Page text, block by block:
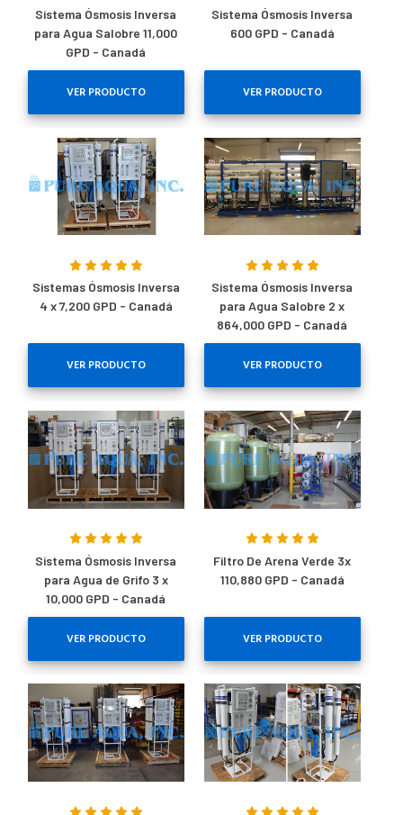
Sistema Ósmosis Inversa
para Agua Salobre 11,000
GPD - Canadá
VER PRODUCTO
Sistema Ósmosis Inversa
600 GPD - Canadá
VER PRODUCTO
Sistemas Ósmosis Inversa
4 x 7,200 GPD - Canadá
VER PRODUCTO
Sistema Ósmosis Inversa
para Agua Salobre 2 x
864,000 GPD - Canadá
VER PRODUCTO
Sistema Ósmosis Inversa
para Agua de Grifo 3 x
10,000 GPD - Canadá
VER PRODUCTO
Filtro De Arena Verde 3x
110,880 GPD - Canadá
VER PRODUCTO